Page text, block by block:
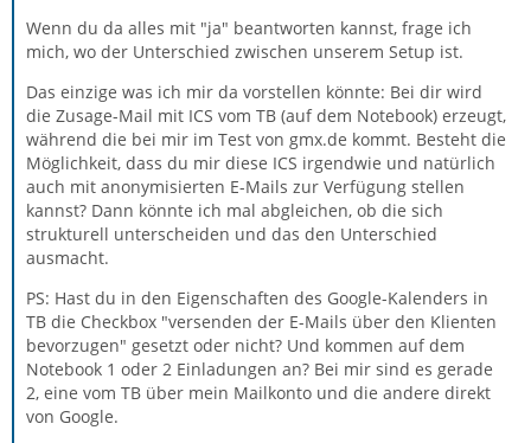
Wenn du da alles mit "ja" beantworten kannst, frage ich
mich, wo der Unterschied zwischen unserem Setup ist.
Das einzige was ich mir da vorstellen könnte: Bei dir wird
die Zusage-Mail mit ICS vom TB (auf dem Notebook) erzeugt,
während die bei mir im Test von gmx.de kommt. Besteht die
Möglichkeit, dass du mir diese ICS irgendwie und natürlich
auch mit anonymisierten E-Mails zur Verfügung stellen
kannst? Dann könnte ich mal abgleichen, ob die sich
strukturell unterscheiden und das den Unterschied
ausmacht.
PS: Hast du in den Eigenschaften des Google-Kalenders in
TB die Checkbox "versenden der E-Mails über den Klienten
bevorzugen" gesetzt oder nicht? Und kommen auf dem
Notebook 1 oder 2 Einladungen an? Bei mir sind es gerade
2, eine vom TB über mein Mailkonto und die andere direkt
von Google.